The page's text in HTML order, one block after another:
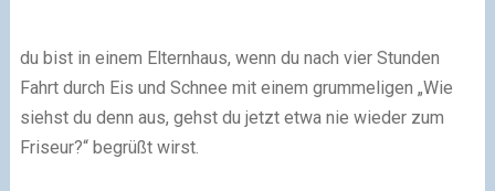
du bist in einem Elternhaus, wenn du nach vier Stunden
Fahrt durch Eis und Schnee mit einem grummeligen „Wie
siehst du denn aus, gehst du jetzt etwa nie wieder zum
Friseur?“ begrüßt wirst.